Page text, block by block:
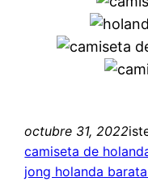
octubre 31, 2022
camiseta de
jong holanda